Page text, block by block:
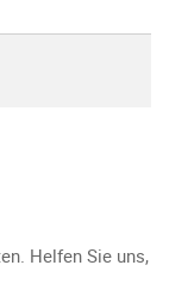
Helfen Sie uns,